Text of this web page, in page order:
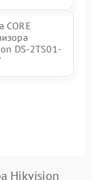
CORE
DS-2TS01-
Hikvision